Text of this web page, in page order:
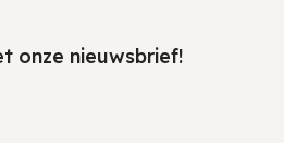
onze nieuwsbrief!